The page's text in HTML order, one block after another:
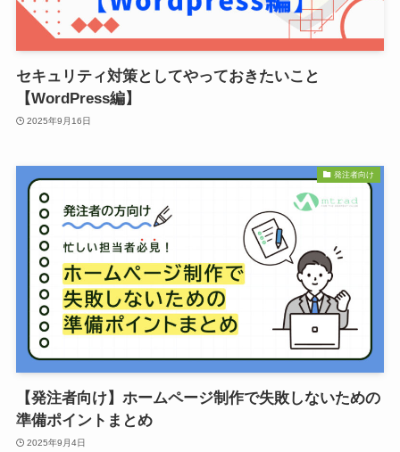
セキュリティ対策としてやっておきたいこと
【WordPress編】
2025年9月16日
発注者向け
【発注者向け】ホームページ制作で失敗しないための
準備ポイントまとめ
2025年9月4日